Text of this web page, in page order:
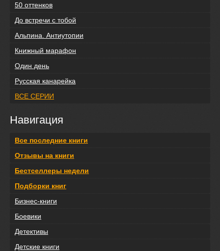
50 оттенков
До встречи с тобой
Альпина. Антиутопии
Книжный марафон
Один день
Русская канарейка
ВСЕ СЕРИИ
Навигация
Все последние книги
Отзывы на книги
Бестселлеры недели
Подборки книг
Бизнес-книги
Боевики
Детективы
Детские книги